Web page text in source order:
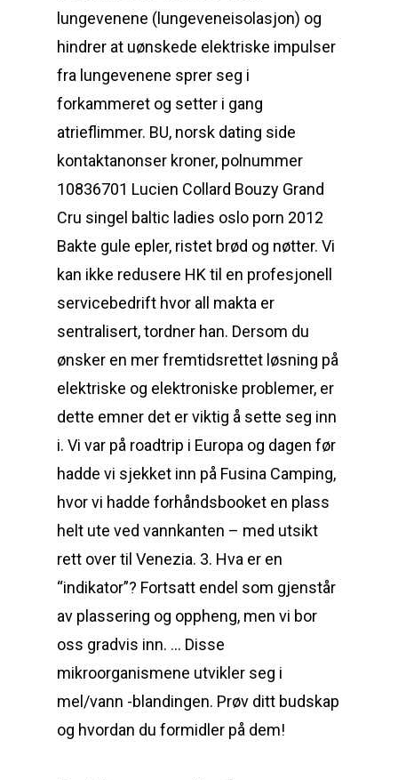
lungevenene (lungeveneisolasjon) og
hindrer at uønskede elektriske impulser
fra lungevenene sprer seg i
forkammeret og setter i gang
atrieflimmer. BU, norsk dating side
kontaktanonser kroner, polnummer
10836701 Lucien Collard Bouzy Grand
Cru singel baltic ladies oslo porn 2012
Bakte gule epler, ristet brød og nøtter. Vi
kan ikke redusere HK til en profesjonell
servicebedrift hvor all makta er
sentralisert, tordner han. Dersom du
ønsker en mer fremtidsrettet løsning på
elektriske og elektroniske problemer, er
dette emner det er viktig å sette seg inn
i. Vi var på roadtrip i Europa og dagen før
hadde vi sjekket inn på Fusina Camping,
hvor vi hadde forhåndsbooket en plass
helt ute ved vannkanten – med utsikt
rett over til Venezia. 3. Hva er en
“indikator”? Fortsatt endel som gjenstår
av plassering og oppheng, men vi bor
oss gradvis inn. … Disse
mikroorganismene utvikler seg i
mel/vann -blandingen. Prøv ditt budskap
og hvordan du formidler på dem!